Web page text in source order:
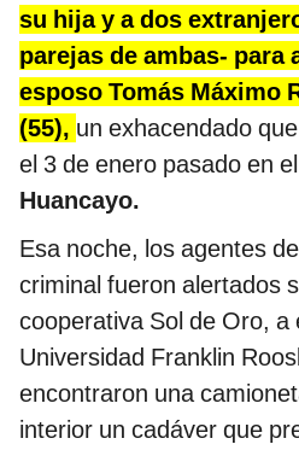
su hija y a dos
parejas de ambas- para
esposo Tomás Máximo
(55), un exhacendado
el 3 de enero pasado en
Huancayo.
Esa noche, los agentes
criminal fueron alertados
cooperativa Sol de Oro, a
Universidad Franklin
encontraron una
interior un cadáver que